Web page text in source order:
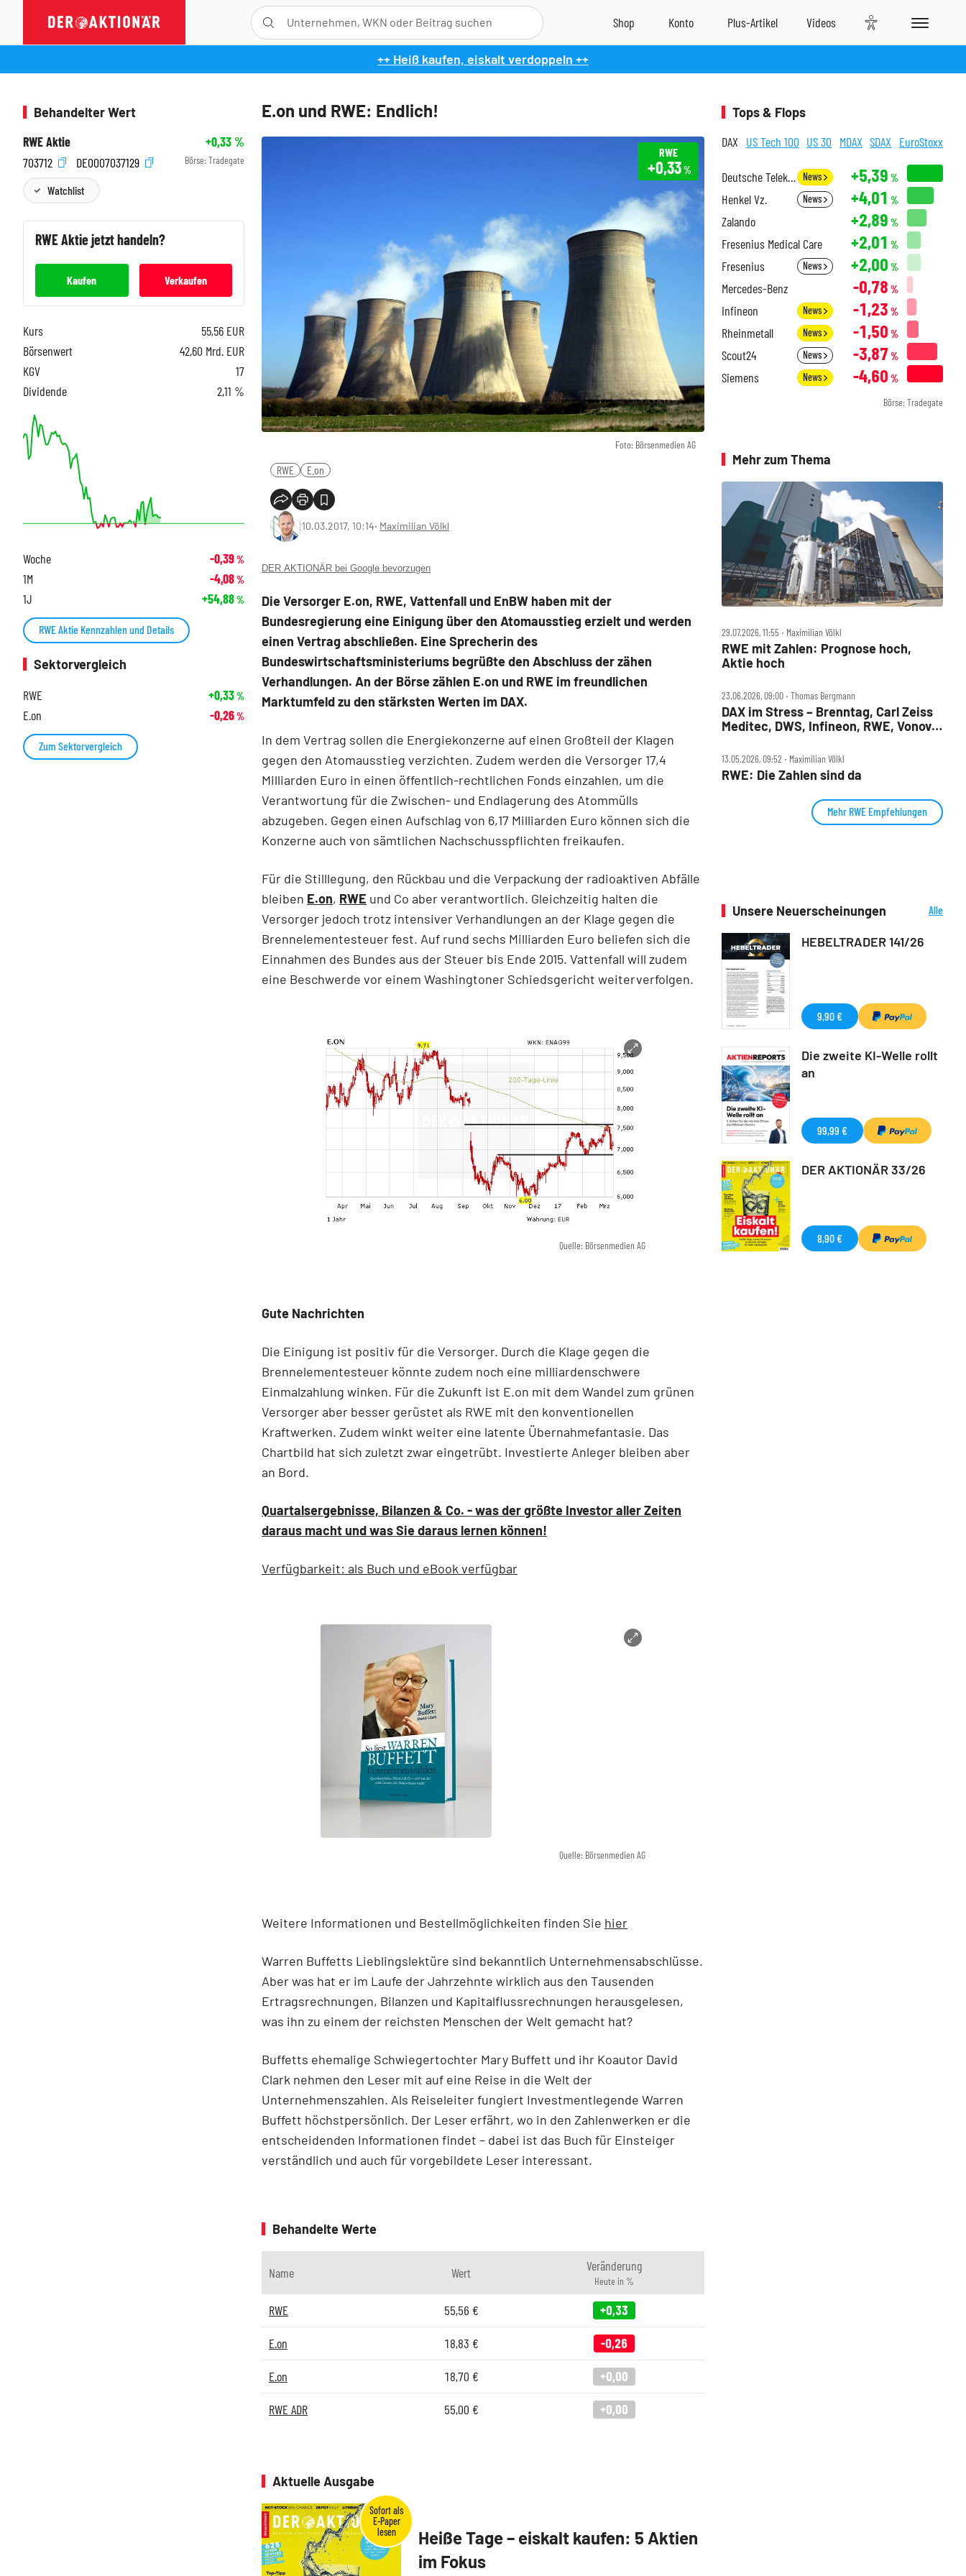
++ Heiß kaufen, eiskalt verdoppeln ++
E.on und RWE: Endlich!
Foto: Börsenmedien AG
RWE
+0,33%
RWE E.on
10.03.2017, 10:14‧ Maximilian Völkl
DER AKTIONÄR bei Google bevorzugen
Die Versorger E.on, RWE, Vattenfall und EnBW haben mit der
Bundesregierung eine Einigung über den Atomausstieg erzielt und werden
einen Vertrag abschließen. Eine Sprecherin des
Bundeswirtschaftsministeriums begrüßte den Abschluss der zähen
Verhandlungen. An der Börse zählen E.on und RWE im freundlichen
Marktumfeld zu den stärksten Werten im DAX.
In dem Vertrag sollen die Energiekonzerne auf einen Großteil der Klagen
gegen den Atomausstieg verzichten. Zudem werden die Versorger 17,4
Milliarden Euro in einen öffentlich-rechtlichen Fonds einzahlen, um die
Verantwortung für die Zwischen- und Endlagerung des Atommülls
abzugeben. Gegen einen Aufschlag von 6,17 Milliarden Euro können sich die
Konzerne auch von sämtlichen Nachschusspflichten freikaufen.
Für die Stilllegung, den Rückbau und die Verpackung der radioaktiven Abfälle
bleiben E.on, RWE und Co aber verantwortlich. Gleichzeitig halten die
Versorger jedoch trotz intensiver Verhandlungen an der Klage gegen die
Brennelementesteuer fest. Auf rund sechs Milliarden Euro beliefen sich die
Einnahmen des Bundes aus der Steuer bis Ende 2015. Vattenfall will zudem
eine Beschwerde vor einem Washingtoner Schiedsgericht weiterverfolgen.
Quelle: Börsenmedien AG
Gute Nachrichten
Die Einigung ist positiv für die Versorger. Durch die Klage gegen die
Brennelementesteuer könnte zudem noch eine milliardenschwere
Einmalzahlung winken. Für die Zukunft ist E.on mit dem Wandel zum grünen
Versorger aber besser gerüstet als RWE mit den konventionellen
Kraftwerken. Zudem winkt weiter eine latente Übernahmefantasie. Das
Chartbild hat sich zuletzt zwar eingetrübt. Investierte Anleger bleiben aber
an Bord.
Quartalsergebnisse, Bilanzen & Co. - was der größte Investor aller Zeiten
daraus macht und was Sie daraus lernen können!
Verfügbarkeit: als Buch und eBook verfügbar
Quelle: Börsenmedien AG
Weitere Informationen und Bestellmöglichkeiten finden Sie hier
Warren Buffetts Lieblingslektüre sind bekanntlich Unternehmensabschlüsse.
Aber was hat er im Laufe der Jahrzehnte wirklich aus den Tausenden
Ertragsrechnungen, Bilanzen und Kapitalflussrechnungen herausgelesen,
was ihn zu einem der reichsten Menschen der Welt gemacht hat?
Buffetts ehemalige Schwiegertochter Mary Buffett und ihr Koautor David
Clark nehmen den Leser mit auf eine Reise in die Welt der
Unternehmenszahlen. Als Reiseleiter fungiert Investmentlegende Warren
Buffett höchstpersönlich. Der Leser erfährt, wo in den Zahlenwerken er die
entscheidenden Informationen findet – dabei ist das Buch für Einsteiger
verständlich und auch für vorgebildete Leser interessant.
Behandelte Werte
Name Wert Veränderung
Heute in %
RWE 55,56 € +0,33
E.on 18,83 € -0,26
E.on 18,70 € +0,00
RWE ADR 55,00 € +0,00
Aktuelle Ausgabe
Heiße Tage – eiskalt kaufen: 5 Aktien
im Fokus
Behandelter Wert
RWE Aktie
+0,33%
703712
DE0007037129 Börse: Tradegate
Watchlist
RWEAktie jetzt handeln?
Kaufen Verkaufen
Kurs 55,56 EUR
Börsenwert
42,60 Mrd. EUR
KGV
17
Dividende
2,11 %
Woche -0,39%
1M -4,08%
1J +54,88%
RWE Aktie Kennzahlen und Details
Sektorvergleich
RWE
+0,33%
E.on -0,26%
Zum Sektorvergleich
Tops & Flops
DAX US Tech 100 US 30 MDAX SDAX EuroStoxx
Deutsche Telekom News +5,39 %
Henkel Vz. News +4,01 %
Zalando +2,89 %
Fresenius Medical Care +2,01 %
Fresenius News +2,00 %
Mercedes-Benz -0,78 %
Infineon News -1,23 %
Rheinmetall News -1,50 %
Scout24 News -3,87 %
Siemens News -4,60 %
Börse: Tradegate
Mehr zum Thema
29.07.2026, 11:55 ‧ Maximilian Völkl
RWE mit Zahlen: Prognose hoch,
Aktie hoch
23.06.2026, 09:00 ‧ Thomas Bergmann
DAX im Stress – Brenntag, Carl Zeiss
Meditec, DWS, Infineon, RWE, Vonovia
13.05.2026, 09:52 ‧ Maximilian Völkl
RWE: Die Zahlen sind da
Mehr RWE Empfehlungen
Unsere Neuerscheinungen
Alle
HEBELTRADER 141/26
9,90 €
Die zweite KI-Welle rollt
an
99,99 €
DER AKTIONÄR 33/26
8,90 €